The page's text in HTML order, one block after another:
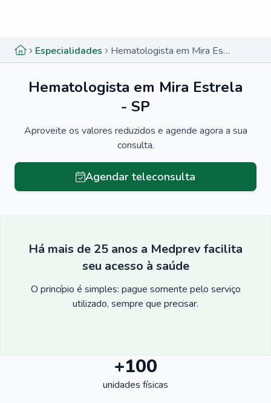
Especialidades Hematologista em Mira Estrela - SP
Hematologista em Mira Estrela
- SP
Aproveite os valores reduzidos e agende agora a sua
consulta.
Agendar teleconsulta
Há mais de 25 anos a Medprev facilita
seu acesso à saúde
O princípio é simples: pague somente pelo serviço
utilizado, sempre que precisar.
+100
unidades físicas